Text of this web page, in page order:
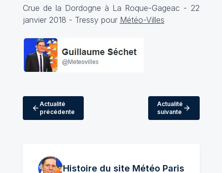
Crue de la Dordogne à La Roque-Gageac - 22
janvier 2018 - Tressy pour Météo-Villes
Actualité
précédente
Actualité
suivante
Histoire du site MétéoParis